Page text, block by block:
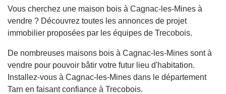
Vous cherchez une maison bois à Cagnac-les-Mines à
vendre ? Découvrez toutes les annonces de projet
immobilier proposées par les équipes de Trecobois.
De nombreuses maisons bois à Cagnac-les-Mines sont à
vendre pour pouvoir bâtir votre futur lieu d'habitation.
Installez-vous à Cagnac-les-Mines dans le département
Tarn en faisant confiance à Trecobois.